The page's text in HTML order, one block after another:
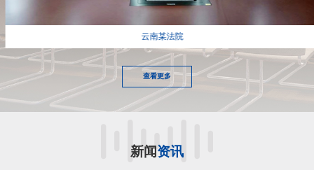
云南某法院
查看更多
新闻 资讯